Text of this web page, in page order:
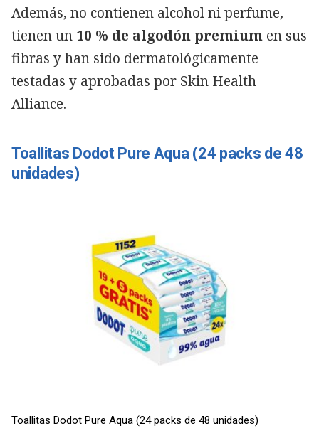
Además, no contienen alcohol ni perfume,
tienen un 10 % de algodón premium en sus
fibras y han sido dermatológicamente
testadas y aprobadas por Skin Health
Alliance.
Toallitas Dodot Pure Aqua (24 packs de 48
unidades)
Toallitas Dodot Pure Aqua (24 packs de 48 unidades)